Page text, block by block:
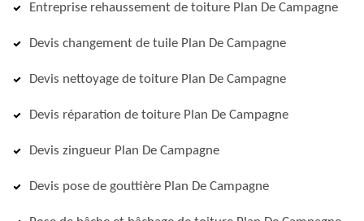
Entreprise rehaussement de toiture Plan De Campagne
Devis changement de tuile Plan De Campagne
Devis nettoyage de toiture Plan De Campagne
Devis réparation de toiture Plan De Campagne
Devis zingueur Plan De Campagne
Devis pose de gouttière Plan De Campagne